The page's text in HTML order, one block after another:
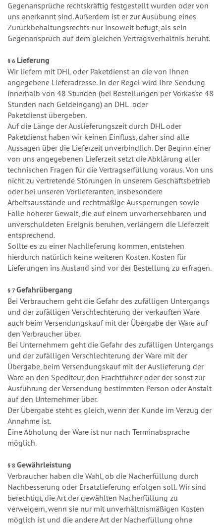
Gegenansprüche rechtskräftig festgestellt wurden oder von
uns anerkannt sind. Außerdem ist er zur Ausübung eines
Zurückbehaltungsrechts nur insoweit befugt, als sein
Gegenanspruch auf dem gleichen Vertragsverhältnis beruht.
§ 6 Lieferung
Wir liefern mit DHL oder Paketdienst an die von Ihnen
angegebene Lieferadresse. In der Regel wird Ihre Sendung
innerhalb von 48 Stunden (bei Bestellungen per Vorkasse 48
Stunden nach Geldeingang) an DHL oder
Paketdienst übergeben.
Auf die Länge der Auslieferungszeit durch DHL oder
Paketdienst haben wir keinen Einfluss, daher sind alle
Aussagen über die Lieferzeit unverbindlich. Der Beginn einer
von uns angegebenen Lieferzeit setzt die Abklärung aller
technischen Fragen für die Vertragserfüllung voraus. Von uns
nicht zu vertretende Störungen in unserem Geschäftsbetrieb
oder bei unseren Vorlieferanten, insbesondere
Arbeitsausstände und rechtmäßige Aussperrungen sowie
Fälle höherer Gewalt, die auf einem unvorhersehbaren und
unverschuldeten Ereignis beruhen, verlängern die Lieferzeit
entsprechend.
Sollte es zu einer Nachlieferung kommen, entstehen
hierdurch natürlich keine weiteren Kosten. Kosten für
Lieferungen ins Ausland sind vor der Bestellung zu erfragen.
§ 7 Gefahrübergang
Bei Verbrauchern geht die Gefahr des zufälligen Untergangs
und der zufälligen Verschlechterung der verkauften Ware
auch beim Versendungskauf mit der Übergabe der Ware auf
den Verbraucher über.
Bei Unternehmern geht die Gefahr des zufälligen Untergangs
und der zufälligen Verschlechterung der Ware mit der
Übergabe, beim Versendungskauf mit der Auslieferung der
Ware an den Spediteur, den Frachtführer oder der sonst zur
Ausführung der Versendung bestimmten Person oder Anstalt
auf den Unternehmer über.
Der Übergabe steht es gleich, wenn der Kunde im Verzug der
Annahme ist.
Eine Abholung der Ware ist nur nach Terminabsprache
möglich.
§ 8 Gewährleistung
Verbraucher haben die Wahl, ob die Nacherfüllung durch
Nachbesserung oder Ersatzlieferung erfolgen soll. Wir sind
berechtigt, die Art der gewählten Nacherfüllung zu
verweigern, wenn sie nur mit unverhältnismäßigen Kosten
möglich ist und die andere Art der Nacherfüllung ohne